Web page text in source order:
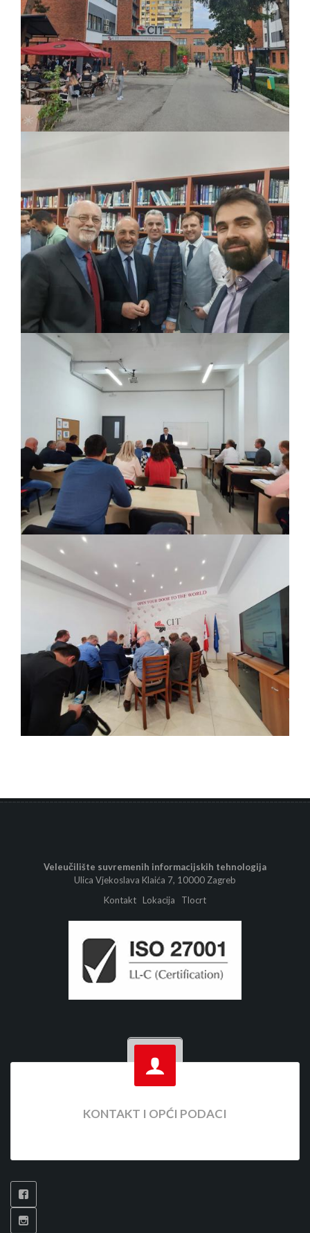
Veleučilište suvremenih informacijskih tehnologija
Ulica Vjekoslava Klaića 7, 10000 Zagreb
Kontakt Lokacija Tlocrt
KONTAKT I OPĆI PODACI